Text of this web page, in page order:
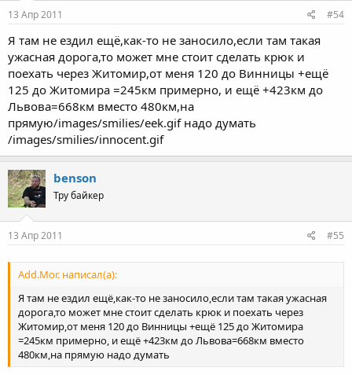
13 Апр 2011 #54
Я там не ездил ещё,как-то не заносило,если там такая
ужасная дорога,то может мне стоит сделать крюк и
поехать через Житомир,от меня 120 до Винницы +ещё
125 до Житомира =245км примерно, и ещё +423км до
Львова=668км вместо 480км,на
прямую/images/smilies/eek.gif надо думать
/images/smilies/innocent.gif
benson
Тру байкер
13 Апр 2011 #55
Add.Mor. написал(а):
Я там не ездил ещё,как-то не заносило,если там такая ужасная
дорога,то может мне стоит сделать крюк и поехать через
Житомир,от меня 120 до Винницы +ещё 125 до Житомира
=245км примерно, и ещё +423км до Львова=668км вместо
480км,на прямую надо думать